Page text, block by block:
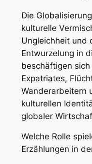
Die
kulturelle
Ungleichheit und
Entwurzelung in
beschäftigen
Expatriates,
Wanderarbeitern
kulturellen
globaler
Welche Rolle
Erzählungen in